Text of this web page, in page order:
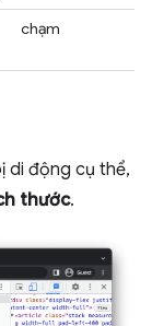
chạm
di động cụ thể,
thước.